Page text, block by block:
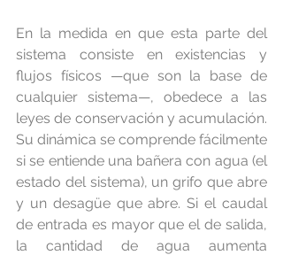
En la medida en que esta parte del
sistema consiste en existencias y
flujos físicos —que son la base de
cualquier sistema—, obedece a las
leyes de conservación y acumulación.
Su dinámica se comprende fácilmente
si se entiende una bañera con agua (el
estado del sistema), un grifo que abre
y un desagüe que abre. Si el caudal
de entrada es mayor que el de salida,
la cantidad de agua aumenta